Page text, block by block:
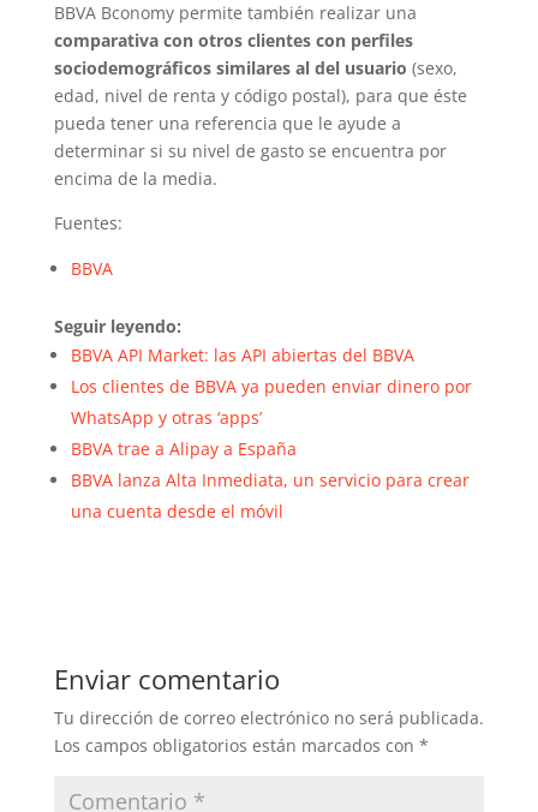
BBVA Bconomy permite también realizar una
comparativa con otros clientes con perfiles
sociodemográficos similares al del usuario (sexo,
edad, nivel de renta y código postal), para que éste
pueda tener una referencia que le ayude a
determinar si su nivel de gasto se encuentra por
encima de la media.
Fuentes:
BBVA
Seguir leyendo:
BBVA API Market: las API abiertas del BBVA
Los clientes de BBVA ya pueden enviar dinero por
WhatsApp y otras ‘apps’
BBVA trae a Alipay a España
BBVA lanza Alta Inmediata, un servicio para crear
una cuenta desde el móvil
Enviar comentario
Tu dirección de correo electrónico no será publicada.
Los campos obligatorios están marcados con *